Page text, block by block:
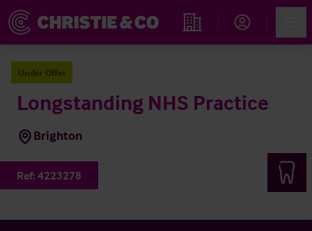
Immobiliensuche
Under Offer
Longstanding NHS Practice
Brighton
Ref: 4223278